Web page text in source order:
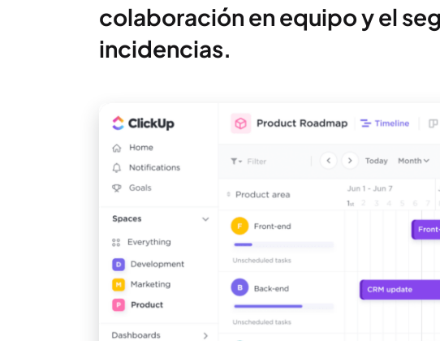
colaboración en equipo y el
incidencias.